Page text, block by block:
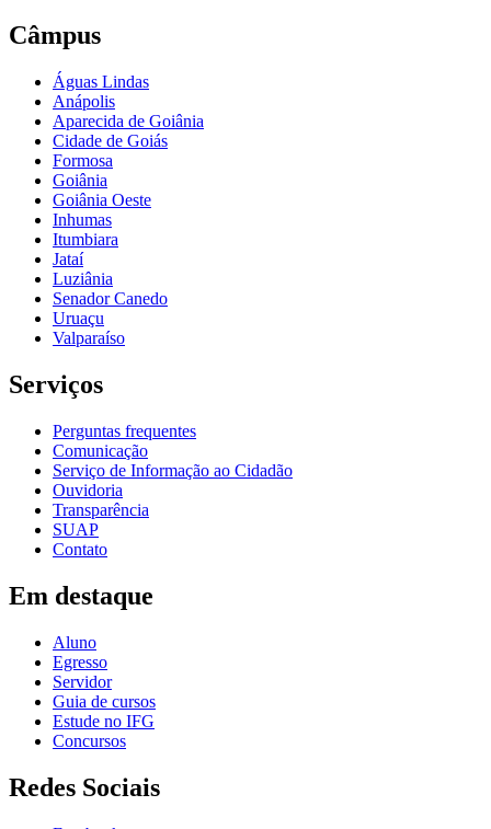
Câmpus
Águas Lindas
Anápolis
Aparecida de Goiânia
Cidade de Goiás
Formosa
Goiânia
Goiânia Oeste
Inhumas
Itumbiara
Jataí
Luziânia
Senador Canedo
Uruaçu
Valparaíso
Serviços
Perguntas frequentes
Comunicação
Serviço de Informação ao Cidadão
Ouvidoria
Transparência
SUAP
Contato
Em destaque
Aluno
Egresso
Servidor
Guia de cursos
Estude no IFG
Concursos
Redes Sociais